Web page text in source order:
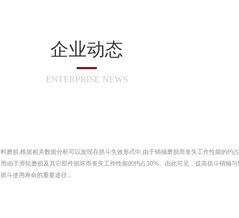
企业动态
ENTERPRISE NEWS
磨损,根据相关数据分析可以发现在抓斗失效形式中,由于销抽磨损而丧失工作性能的约
由于滑轮磨损及其它部件损坏而丧失工作性能的约占30%。由此可见，提高抓斗销轴
斗使用寿命的重要途径...